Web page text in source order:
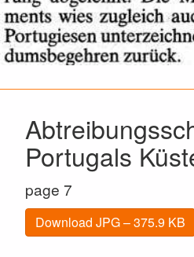
Portugals
page 7
Download JPG – 375.9 KB